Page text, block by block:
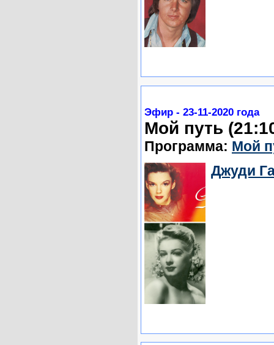
Эфир - 23-11-2020 года
Мой путь
Программа: Мой
Джуди